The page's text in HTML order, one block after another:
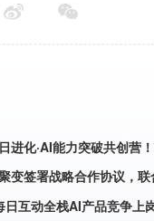
进化·AI能力突破共创营
变签署战略合作协议，
日互动全栈AI产品竞争上